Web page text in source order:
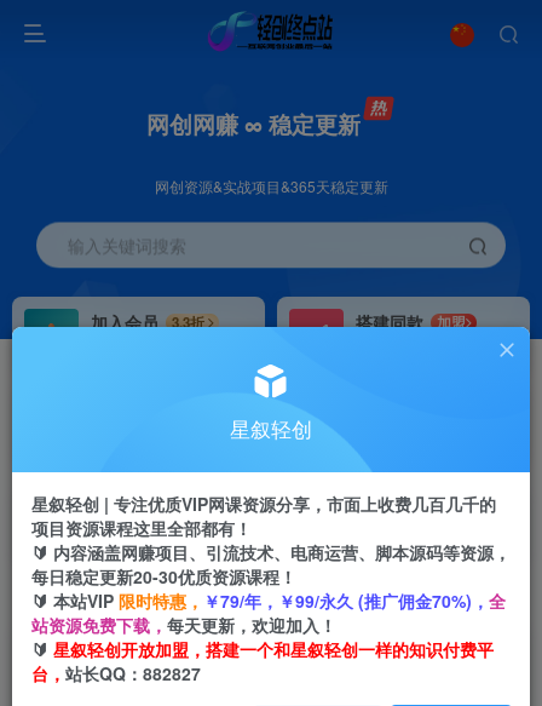
网创网赚 ∞ 稳定更新
网创资源&实战项目&365天稳定更新
输入关键词搜索
加入会员
3.3折
搭建同款
加盟
首页 创业课程 会员专属 正文
（9242期）全新蓝海项目，抖音最新玩法，适合0
基础小白，稳定月入过万，轻松日入300＋
星叙轻创
星叙轻创 | 专注优质VIP网课资源分享，市面上收费几百几千的
项目资源课程这里全部都有！
🔰 内容涵盖网赚项目、引流技术、电商运营、脚本源码等资源，
每日稳定更新20-30优质资源课程！
🔰 本站VIP 限时特惠， ￥79/年，￥99/永久 (推广佣金70%)， 全
站资源免费下载， 每天更新，欢迎加入！
🔰 星叙轻创开放加盟，搭建一个和星叙轻创一样的知识付费平
台， 站长QQ：882827